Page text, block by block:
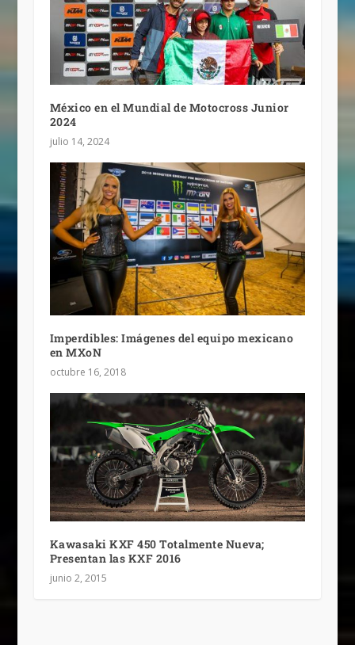
México en el Mundial de Motocross Junior
2024
julio 14, 2024
Imperdibles: Imágenes del equipo mexicano
en MXoN
octubre 16, 2018
Kawasaki KXF 450 Totalmente Nueva;
Presentan las KXF 2016
junio 2, 2015